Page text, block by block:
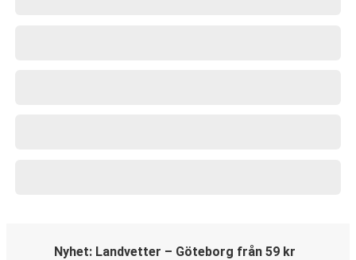
Nyhet: Landvetter – Göteborg från 59 kr